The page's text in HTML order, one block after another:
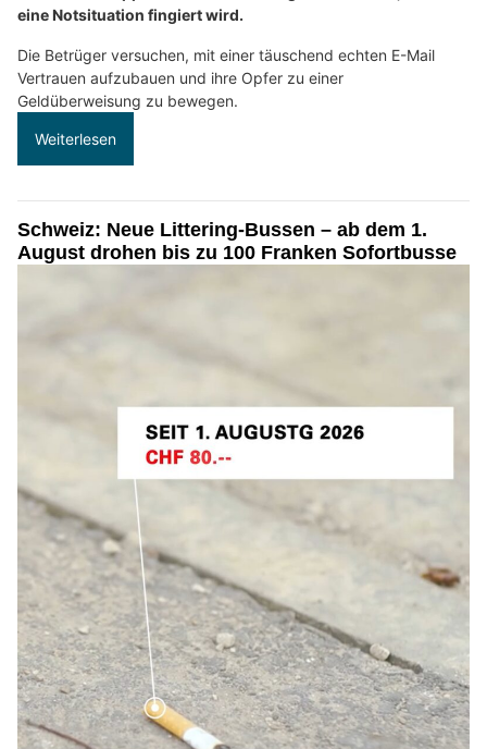
eine Notsituation fingiert wird.
Die Betrüger versuchen, mit einer täuschend echten E-Mail
Vertrauen aufzubauen und ihre Opfer zu einer
Geldüberweisung zu bewegen.
Weiterlesen
Schweiz: Neue Littering-Bussen – ab dem 1.
August drohen bis zu 100 Franken Sofortbusse